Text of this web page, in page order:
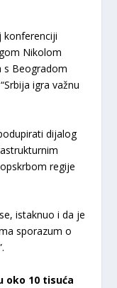
konferenciji
Nikolom
s Beogradom
igra važnu
dijalog
regije
istaknuo i da je
sporazum o
oko 10 tisuća